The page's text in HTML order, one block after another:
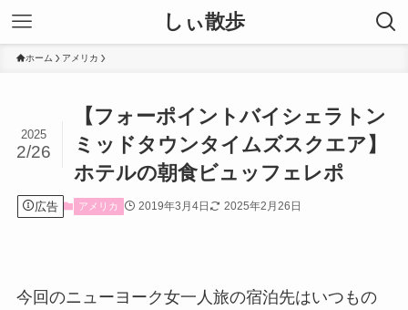
しぃ散歩
ホーム アメリカ
【フォーポイントバイシェラトン
ミッドタウンタイムズスクエア】
ホテルの朝食ビュッフェレポ
2025
2/26
広告 アメリカ 2019年3月4日 2025年2月26日
今回のニューヨーク女一人旅の宿泊先はいつもの